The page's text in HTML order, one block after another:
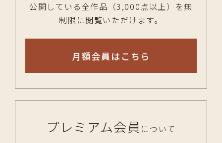
公開している全作品（3,000点以上）を無
制限に閲覧いただけます。
月額会員はこちら
プレミアム会員 について